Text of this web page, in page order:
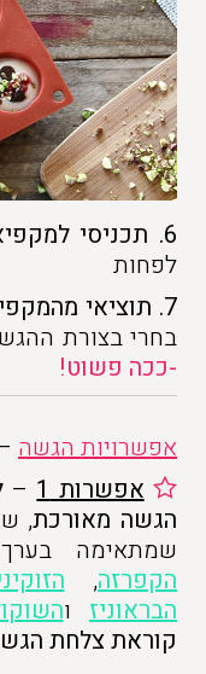
6. תכניסי למקפיא
לפחות
7. תוציאי
בחרי בצורת
-ככה פשוט!
אפשרויות הגשה
אפשרות 1
–
הגשה מאורכת,
שמתאימה
הקפרזה,
הבראוניז ו
קוראת צלחת